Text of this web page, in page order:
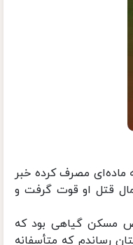
مصرف کرده خبر
قتل او قوت گرفت و
مسکن گیاهی بود که
رساندم که متأسفانه